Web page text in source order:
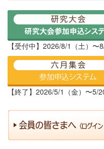
【受付中】2026/8/1（土）〜
【終了】2026/5/1（金）〜5/